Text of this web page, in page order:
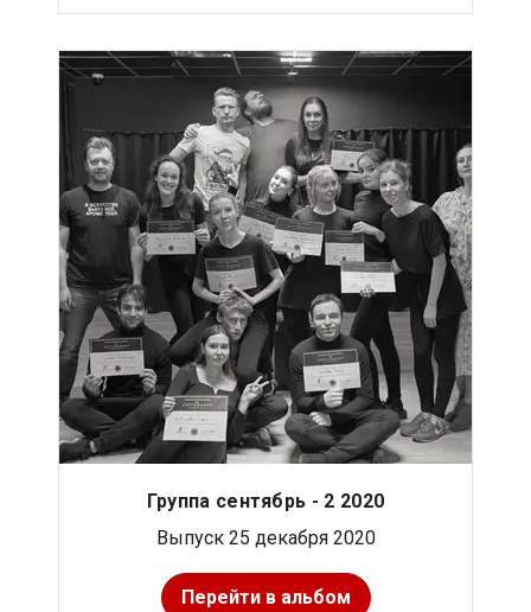
Группа сентябрь - 2 2020
Выпуск 25 декабря 2020
Перейти в альбом